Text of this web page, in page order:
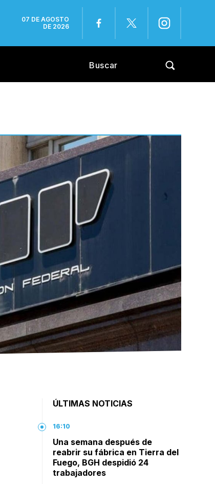
07 DE AGOSTO
DE 2026
ÚLTIMAS NOTICIAS
16:10
Una semana después de
reabrir su fábrica en Tierra del
Fuego, BGH despidió 24
trabajadores